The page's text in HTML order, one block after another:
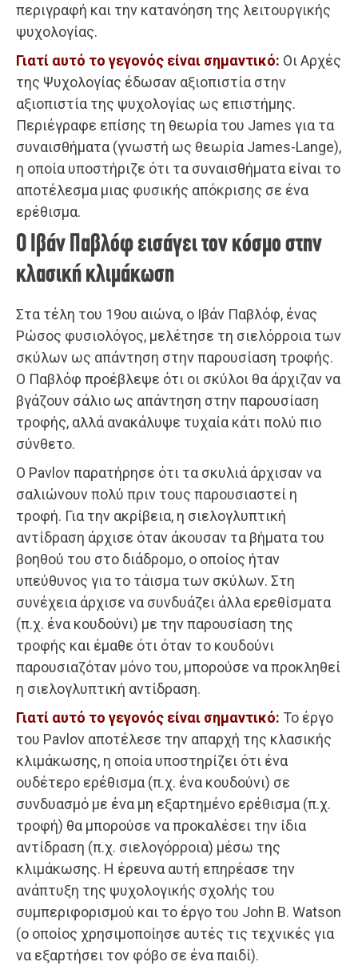
περιγραφή και την κατανόηση της λειτουργικής
ψυχολογίας.
Γιατί αυτό το γεγονός είναι σημαντικό: Οι Αρχές
της Ψυχολογίας έδωσαν αξιοπιστία στην
αξιοπιστία της ψυχολογίας ως επιστήμης.
Περιέγραφε επίσης τη θεωρία του James για τα
συναισθήματα (γνωστή ως θεωρία James-Lange),
η οποία υποστήριζε ότι τα συναισθήματα είναι το
αποτέλεσμα μιας φυσικής απόκρισης σε ένα
ερέθισμα.
Ο Ιβάν Παβλόφ εισάγει τον κόσμο στην
κλασική κλιμάκωση
Στα τέλη του 19ου αιώνα, ο Ιβάν Παβλόφ, ένας
Ρώσος φυσιολόγος, μελέτησε τη σιελόρροια των
σκύλων ως απάντηση στην παρουσίαση τροφής.
Ο Παβλόφ προέβλεψε ότι οι σκύλοι θα άρχιζαν να
βγάζουν σάλιο ως απάντηση στην παρουσίαση
τροφής, αλλά ανακάλυψε τυχαία κάτι πολύ πιο
σύνθετο.
Ο Pavlov παρατήρησε ότι τα σκυλιά άρχισαν να
σαλιώνουν πολύ πριν τους παρουσιαστεί η
τροφή. Για την ακρίβεια, η σιελογλυπτική
αντίδραση άρχισε όταν άκουσαν τα βήματα του
βοηθού του στο διάδρομο, ο οποίος ήταν
υπεύθυνος για το τάισμα των σκύλων. Στη
συνέχεια άρχισε να συνδυάζει άλλα ερεθίσματα
(π.χ. ένα κουδούνι) με την παρουσίαση της
τροφής και έμαθε ότι όταν το κουδούνι
παρουσιαζόταν μόνο του, μπορούσε να προκληθεί
η σιελογλυπτική αντίδραση.
Γιατί αυτό το γεγονός είναι σημαντικό: Το έργο
του Pavlov αποτέλεσε την απαρχή της κλασικής
κλιμάκωσης, η οποία υποστηρίζει ότι ένα
ουδέτερο ερέθισμα (π.χ. ένα κουδούνι) σε
συνδυασμό με ένα μη εξαρτημένο ερέθισμα (π.χ.
τροφή) θα μπορούσε να προκαλέσει την ίδια
αντίδραση (π.χ. σιελογόρροια) μέσω της
κλιμάκωσης. Η έρευνα αυτή επηρέασε την
ανάπτυξη της ψυχολογικής σχολής του
συμπεριφορισμού και το έργο του John B. Watson
(ο οποίος χρησιμοποίησε αυτές τις τεχνικές για
να εξαρτήσει τον φόβο σε ένα παιδί).